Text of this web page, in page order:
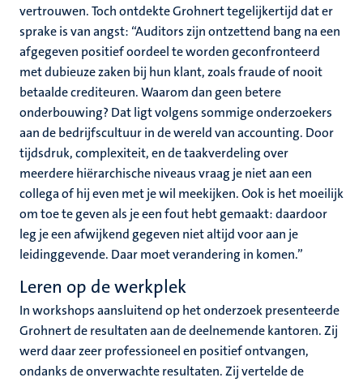
vertrouwen. Toch ontdekte Grohnert tegelijkertijd dat er
sprake is van angst: “Auditors zijn ontzettend bang na een
afgegeven positief oordeel te worden geconfronteerd
met dubieuze zaken bij hun klant, zoals fraude of nooit
betaalde crediteuren. Waarom dan geen betere
onderbouwing? Dat ligt volgens sommige onderzoekers
aan de bedrijfscultuur in de wereld van accounting. Door
tijdsdruk, complexiteit, en de taakverdeling over
meerdere hiërarchische niveaus vraag je niet aan een
collega of hij even met je wil meekijken. Ook is het moeilijk
om toe te geven als je een fout hebt gemaakt: daardoor
leg je een afwijkend gegeven niet altijd voor aan je
leidinggevende. Daar moet verandering in komen.”
Leren op de werkplek
In workshops aansluitend op het onderzoek presenteerde
Grohnert de resultaten aan de deelnemende kantoren. Zij
werd daar zeer professioneel en positief ontvangen,
ondanks de onverwachte resultaten. Zij vertelde de